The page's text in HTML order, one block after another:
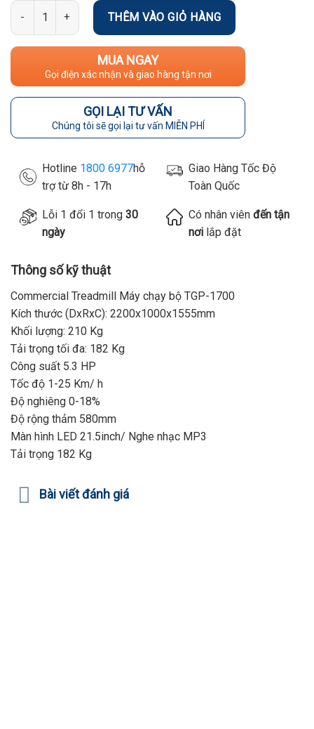
Số lượng
THÊM VÀO GIỎ HÀNG
MUA NGAY
Gọi điện xác nhận và giao hàng tận nơi
GỌI LẠI TƯ VẤN
Chúng tôi sẽ gọi lại tư vấn MIỄN PHÍ
Hotline 1800 6977hỗ
trợ từ 8h - 17h
Giao Hàng Tốc Độ
Toàn Quốc
Lỗi 1 đổi 1 trong 30
ngày
Có nhân viên đến tận
nơilắp đặt
Thông số kỹ thuật
Commercial Treadmill Máy chạy bộ TGP-1700
Kích thước (DxRxC): 2200x1000x1555mm
Khối lượng: 210 Kg
Tải trọng tối đa: 182 Kg
Công suất 5.3 HP
Tốc độ 1-25 Km/ h
Độ nghiêng 0-18%
Độ rộng thảm 580mm
Màn hình LED 21.5inch/ Nghe nhạc MP3
Tải trọng 182 Kg
Bài viết đánh giá